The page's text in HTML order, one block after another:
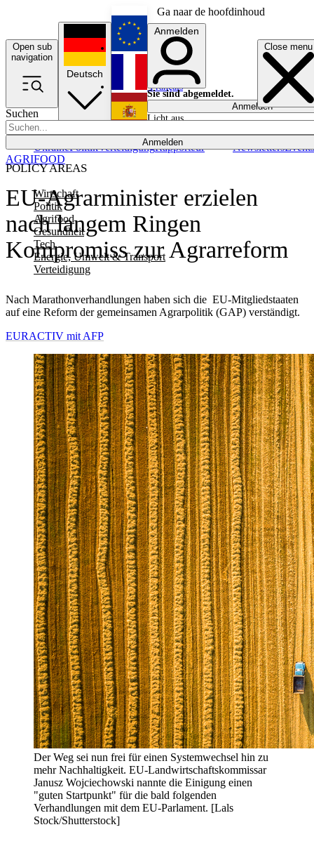
Ga naar de hoofdinhoud
Open sub
navigation
Close menu
Suchen
Anmelden
POLICY AREAS
Wirtschaft
Politik
Agrifood
Gesundheit
Tech
Energie, Umwelt & Transport
Verteidigung
UkrainePolitikVerteidigungRapporteur NewslettersEvents
Deutsch
English
Français
Anmelden
Sie sind abgemeldet.
Anmelden
Licht aus
EU-Agrarminister erzielen
nach langem Ringen
Kompromiss zur Agrarreform
Nach Marathonverhandlungen haben sich die EU-Mitgliedstaaten
auf eine Reform der gemeinsamen Agrarpolitik (GAP) verständigt.
AGRIFOOD
EURACTIV mit AFP
Der Weg sei nun frei für einen Systemwechsel hin zu
mehr Nachhaltigkeit. EU-Landwirtschaftskommissar
Janusz Wojciechowski nannte die Einigung einen
"guten Startpunkt" für die bald folgenden
Verhandlungen mit dem EU-Parlament. [Lals
Stock/Shutterstock]